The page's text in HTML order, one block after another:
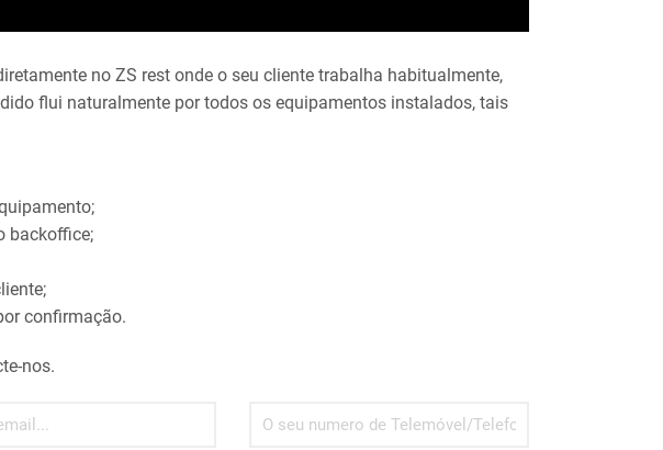
no ZS rest onde o seu cliente trabalha habitualmente,
flui naturalmente por todos os equipamentos instalados, tais
backoffice;
confirmação.
nos.